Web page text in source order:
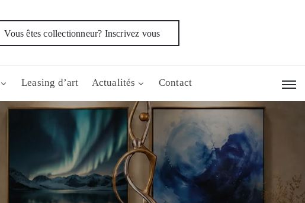
Vous êtes collectionneur? Inscrivez vous
Leasing d’art Actualités Contact